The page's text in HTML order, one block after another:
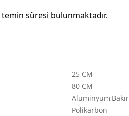
temin süresi bulunmaktadır.
25 CM
80 CM
Aluminyum,Bakır
Polikarbon